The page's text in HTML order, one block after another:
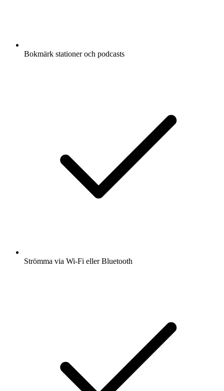
Bokmärk stationer och podcasts
Strömma via Wi-Fi eller Bluetooth